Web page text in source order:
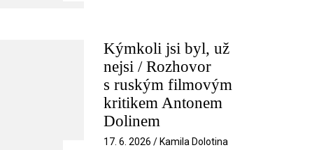
Kýmkoli jsi byl, už
nejsi / Rozhovor
s ruským filmovým
kritikem Antonem
Dolinem
17. 6. 2026 / Kamila Dolotina